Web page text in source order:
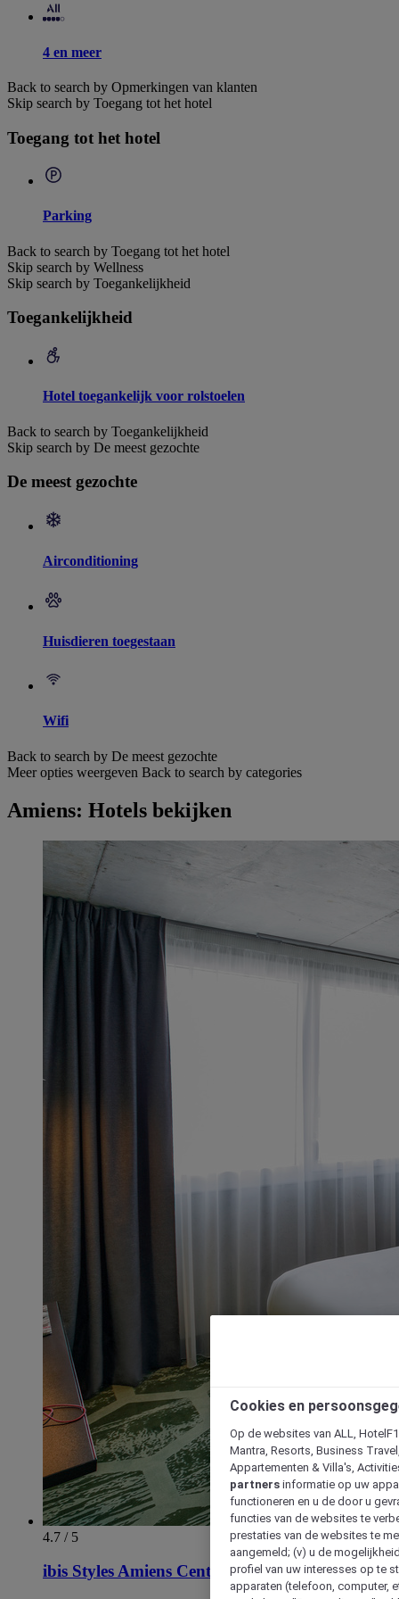
4 en meer
Back to search by Opmerkingen van klanten
Skip search by Toegang tot het hotel
Toegang tot het hotel
Parking
Back to search by Toegang tot het hotel
Skip search by Wellness
Skip search by Toegankelijkheid
Toegankelijkheid
Hotel toegankelijk voor rolstoelen
Back to search by Toegankelijkheid
Skip search by De meest gezochte
De meest gezochte
Airconditioning
Huisdieren toegestaan
Wifi
Back to search by De meest gezochte
Meer opties weergeven Back to search by categories
Amiens: Hotels bekijken
4.7 / 5
ibis Styles Amiens Centre
Cookies en
Op de websites van ALL,
Mantra, Resorts, Business
Appartementen & Villa's,
partners informatie op uw
functioneren en u de door u
functies van de websites te
prestaties van de websites te
aangemeld; (v) u de
profiel van uw interesses op te
apparaten (telefoon, computer,